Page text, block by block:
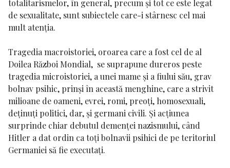
totalitarismelor, în general, precum și tot ce este legat
de sexualitate, sunt subiectele care-i stârnesc cel mai
mult atenția.
Tragedia macroistoriei, oroarea care a fost cel de al
Doilea Război Mondial, se suprapune dureros peste
tragedia microistoriei, a unei mame și a fiului său, grav
bolnav psihic, prinși în această menghine, care a strivit
milioane de oameni, evrei, romi, preoți, homosexuali,
deținuți politici, dar, și germani civili. Și acțiunea
surprinde chiar debutul demenței nazismului, când
Hitler a dat ordin ca toți bolnavii psihici de pe teritoriul
Germaniei să fie executați.